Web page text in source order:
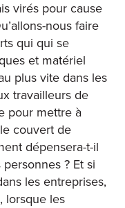
virés pour cause
nous faire
qui qui se
et matériel
plus vite dans les
travailleurs de
pour mettre à
couvert de
dépensera-t-il
? Et si
les entreprises,
lorsque les